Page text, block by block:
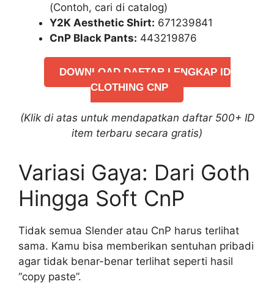
(Contoh, cari di catalog)
Y2K Aesthetic Shirt: 671239841
CnP Black Pants: 443219876
DOWNLOAD DAFTAR LENGKAP ID
CLOTHING CNP
(Klik di atas untuk mendapatkan daftar 500+ ID
item terbaru secara gratis)
Variasi Gaya: Dari Goth
Hingga Soft CnP
Tidak semua Slender atau CnP harus terlihat
sama. Kamu bisa memberikan sentuhan pribadi
agar tidak benar-benar terlihat seperti hasil
“copy paste”.